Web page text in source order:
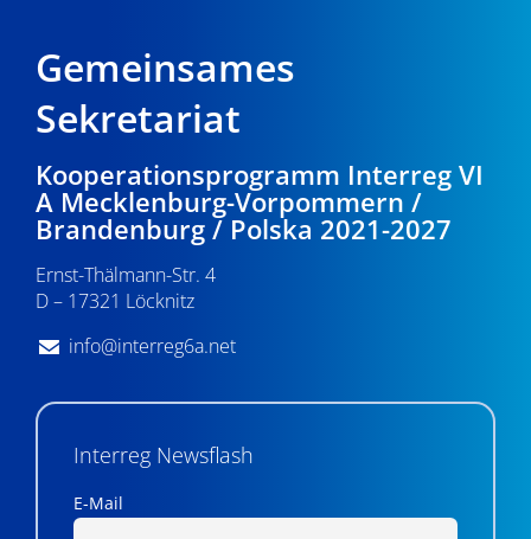
Gemeinsames
Sekretariat
Kooperationsprogramm Interreg VI
A Mecklenburg-Vorpommern /
Brandenburg / Polska 2021-2027
Ernst-Thälmann-Str. 4
D – 17321 Löcknitz
info@interreg6a.net
Interreg Newsflash
E-Mail